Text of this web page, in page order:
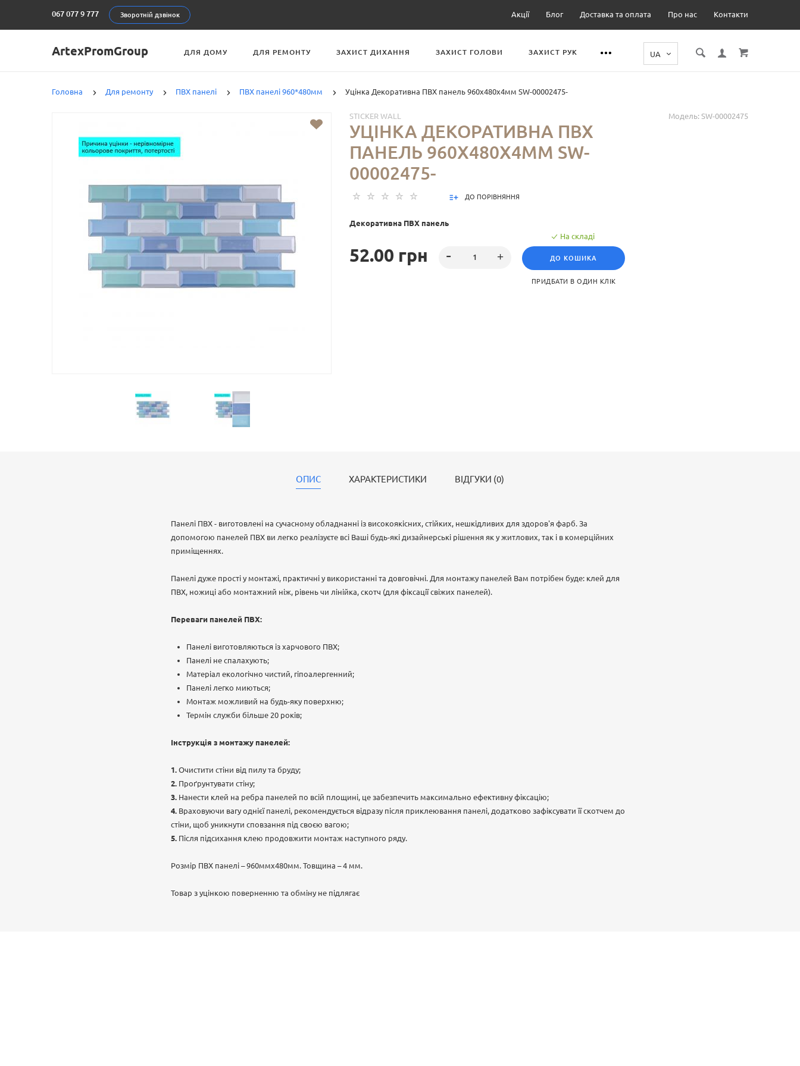
067 077 9 777 Зворотній дзвінок Акції Блог Доставка та оплата Про нас Контакти
ArtexPromGroup ДЛЯ ДОМУ ДЛЯ РЕМОНТУ ЗАХИСТ ДИХАННЯ ЗАХИСТ ГОЛОВИ ЗАХИСТ РУК
Головна Для ремонту ПВХ панелі ПВХ панелі 960*480мм Уцінка Декоративна ПВХ панель 960х480х4мм SW-00002475-
Модель: SW-00002475
STICKER WALL
УЦІНКА ДЕКОРАТИВНА ПВХ
ПАНЕЛЬ 960Х480Х4ММ SW-
00002475-
ДО ПОРІВНЯННЯ
Декоративна ПВХ панель
52.00 грн
На складі
ДО КОШИКА
ПРИДБАТИ В ОДИН КЛІК
ОПИС ХАРАКТЕРИСТИКИ ВІДГУКИ (0)
Панелі ПВХ - виготовлені на сучасному обладнанні із високоякісних, стійких, нешкідливих для здоров'я фарб. За
допомогою панелей ПВХ ви легко реалізуєте всі Ваші будь-які дизайнерські рішення як у житлових, так і в комерційних
приміщеннях.
Панелі дуже прості у монтажі, практичні у використанні та довговічні. Для монтажу панелей Вам потрібен буде: клей для
ПВХ, ножиці або монтажний ніж, рівень чи лінійка, скотч (для фіксації свіжих панелей).
Переваги панелей ПВХ:
Панелі виготовляються із харчового ПВХ;
Панелі не спалахують;
Матеріал екологічно чистий, гіпоалергенний;
Панелі легко миються;
Монтаж можливий на будь-яку поверхню;
Термін служби більше 20 років;
Інструкція з монтажу панелей:
Очистити стіни від пилу та бруду;
Проґрунтувати стіну;
Нанести клей на ребра панелей по всій площині, це забезпечить максимально ефективну фіксацію;
Враховуючи вагу однієї панелі, рекомендується відразу після приклеювання панелі, додатково зафіксувати її скотчем до
стіни, щоб уникнути сповзання під своєю вагою;
Після підсихання клею продовжити монтаж наступного ряду.
Розмір ПВХ панелі – 960ммх480мм. Товщина – 4 мм.
Товар з уцінкою поверненню та обміну не підлягає